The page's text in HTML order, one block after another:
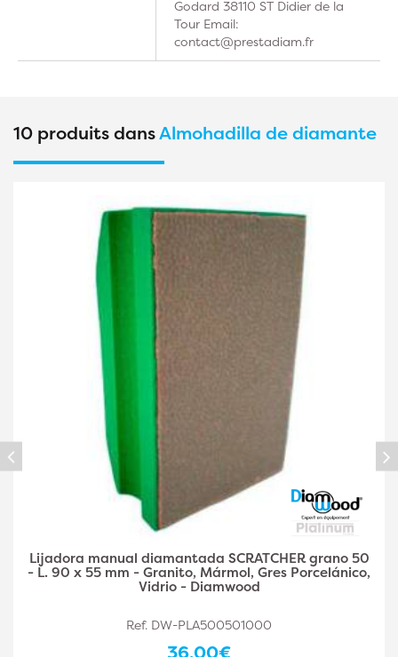
Godard 38110 ST Didier de la
Tour Email:
contact@prestadiam.fr
10 produits dansAlmohadilla de diamante
Cuña diamantada para lijar a mano SCRATCHER
Grain 100 - L. 90 x 55 mm - Granito, Mármol, Gres
Porcelánico, Vidrio - Diamwood
Ref. DW-PLA500501001
36,00€